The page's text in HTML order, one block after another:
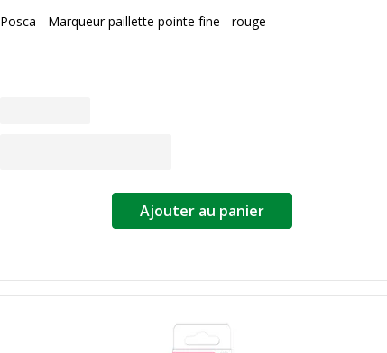
Posca - Marqueur paillette pointe fine - rouge
Ajouter au panier